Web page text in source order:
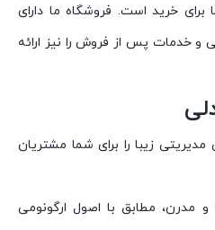
برای خرید است. فروشگاه ما دارای
و خدمات پس از فروش را نیز ارائه
زیبا را برای شما مشتریان
و مدرن، مطابق با اصول ارگونومی